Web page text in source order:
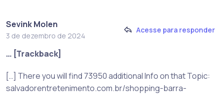
Sevink Molen
3 de dezembro de 2024
Acesse para responder
… [Trackback]
[…] There you will find 73950 additional Info on that Topic:
salvadorentretenimento.com.br/shopping-barra-